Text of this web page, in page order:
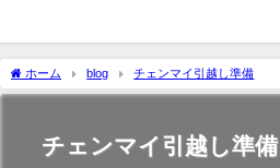
ホーム blog チェンマイ引越し準備
チェンマイ引越し準備